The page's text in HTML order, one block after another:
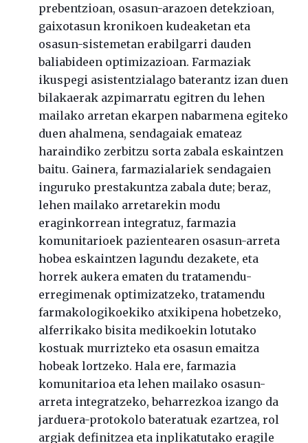
prebentzioan, osasun-arazoen detekzioan,
gaixotasun kronikoen kudeaketan eta
osasun-sistemetan erabilgarri dauden
baliabideen optimizazioan. Farmaziak
ikuspegi asistentzialago baterantz izan duen
bilakaerak azpimarratu egitren du lehen
mailako arretan ekarpen nabarmena egiteko
duen ahalmena, sendagaiak emateaz
haraindiko zerbitzu sorta zabala eskaintzen
baitu. Gainera, farmazialariek sendagaien
inguruko prestakuntza zabala dute; beraz,
lehen mailako arretarekin modu
eraginkorrean integratuz, farmazia
komunitarioek pazientearen osasun-arreta
hobea eskaintzen lagundu dezakete, eta
horrek aukera ematen du tratamendu-
erregimenak optimizatzeko, tratamendu
farmakologikoekiko atxikipena hobetzeko,
alferrikako bisita medikoekin lotutako
kostuak murrizteko eta osasun emaitza
hobeak lortzeko. Hala ere, farmazia
komunitarioa eta lehen mailako osasun-
arreta integratzeko, beharrezkoa izango da
jarduera-protokolo bateratuak ezartzea, rol
argiak definitzea eta inplikatutako eragile